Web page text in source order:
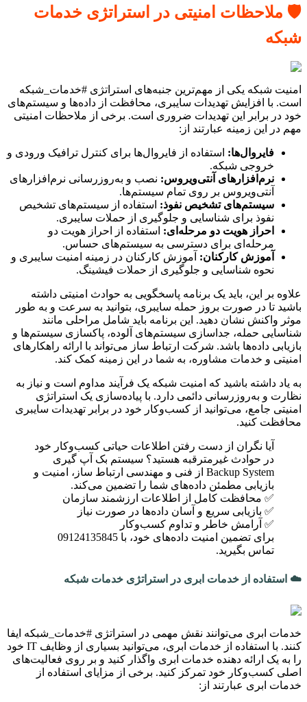
🛡️ ملاحظات امنیتی در استراتژی خدمات
شبکه
امنیت شبکه یکی از مهم‌ترین جنبه‌های استراتژی #خدمات_شبکه
است. با افزایش تهدیدات سایبری، محافظت از داده‌ها و سیستم‌های
خود در برابر این تهدیدات ضروری است. برخی از ملاحظات امنیتی
مهم در این زمینه عبارتند از:
فایروال‌ها: استفاده از فایروال‌ها برای کنترل ترافیک ورودی و
خروجی شبکه.
نرم‌افزارهای آنتی‌ویروس: نصب و به‌روزرسانی نرم‌افزارهای
آنتی‌ویروس بر روی تمام سیستم‌ها.
سیستم‌های تشخیص نفوذ: استفاده از سیستم‌های تشخیص
نفوذ برای شناسایی و جلوگیری از حملات سایبری.
احراز هویت دو مرحله‌ای: استفاده از احراز هویت دو
مرحله‌ای برای دسترسی به سیستم‌های حساس.
آموزش کارکنان: آموزش کارکنان در زمینه امنیت سایبری و
نحوه شناسایی و جلوگیری از حملات فیشینگ.
علاوه بر این، باید یک برنامه پاسخگویی به حوادث امنیتی داشته
باشید تا در صورت بروز حمله سایبری، بتوانید به سرعت و به طور
موثر واکنش نشان دهید. این برنامه باید شامل مراحلی مانند
شناسایی حمله، جداسازی سیستم‌های آلوده، پاکسازی سیستم‌ها و
بازیابی داده‌ها باشد. شرکت ارتباط ساز می‌تواند با ارائه راهکارهای
امنیتی و خدمات مشاوره، به شما در این زمینه کمک کند.
به یاد داشته باشید که امنیت شبکه یک فرآیند مداوم است و نیاز به
نظارت و به‌روزرسانی دائمی دارد. با پیاده‌سازی یک استراتژی
امنیتی جامع، می‌توانید از کسب‌وکار خود در برابر تهدیدات سایبری
محافظت کنید.
آیا نگران از دست رفتن اطلاعات حیاتی کسب‌وکار خود
در حوادث غیرمترقبه هستید؟ سیستم بک آپ گیری
Backup System از فنی و مهندسی ارتباط ساز، امنیت و
بازیابی مطمئن داده‌های شما را تضمین می‌کند.
✅ محافظت کامل از اطلاعات ارزشمند سازمان
✅ بازیابی سریع و آسان داده‌ها در صورت نیاز
✅ آرامش خاطر و تداوم کسب‌وکار
برای تضمین امنیت داده‌های خود، با 09124135845
تماس بگیرید.
☁️ استفاده از خدمات ابری در استراتژی خدمات شبکه
خدمات ابری می‌توانند نقش مهمی در استراتژی #خدمات_شبکه ایفا
کنند. با استفاده از خدمات ابری، می‌توانید بسیاری از وظایف IT خود
را به یک ارائه دهنده خدمات ابری واگذار کنید و بر روی فعالیت‌های
اصلی کسب‌وکار خود تمرکز کنید. برخی از مزایای استفاده از
خدمات ابری عبارتند از: